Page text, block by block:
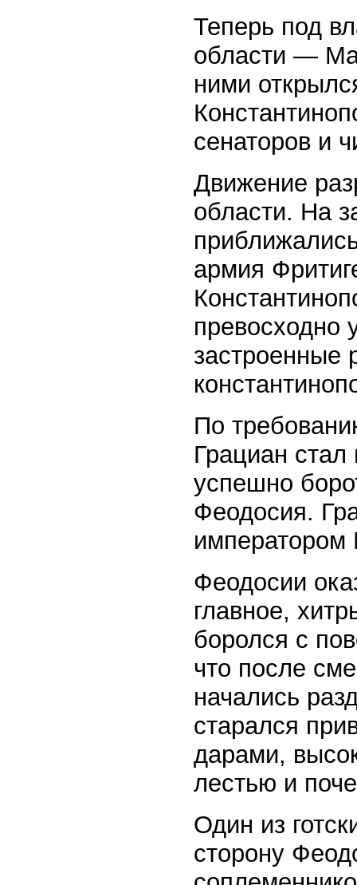
Теперь под
области —
ними
сенаторов и
Движение
области. На
армия
превосходно
застроенные
По
Грациан стал
успешно
Феодосия.
императором
Феодосии
главное,
боролся с
что после
начались
старался
дарами,
лестью и
Один из
сторону